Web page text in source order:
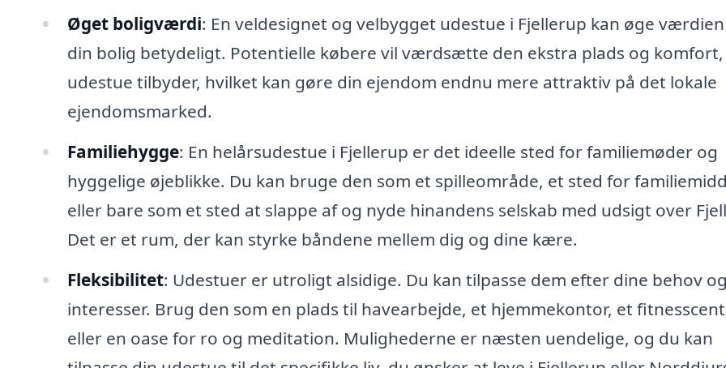
Øget boligværdi: En veldesignet og velbygget udestue i Fjellerup kan øge
din bolig betydeligt. Potentielle købere vil værdsætte den ekstra plads og
udestue tilbyder, hvilket kan gøre din ejendom endnu mere attraktiv på det lokale
ejendomsmarked.
Familiehygge: En helårsudestue i Fjellerup er det ideelle sted for familiemøder og
hyggelige øjeblikke. Du kan bruge den som et spilleområde, et sted for
eller bare som et sted at slappe af og nyde hinandens selskab med udsigt over
Det er et rum, der kan styrke båndene mellem dig og dine kære.
Fleksibilitet: Udestuer er utroligt alsidige. Du kan tilpasse dem efter dine behov
interesser. Brug den som en plads til havearbejde, et hjemmekontor, et
eller en oase for ro og meditation. Mulighederne er næsten uendelige, og du kan